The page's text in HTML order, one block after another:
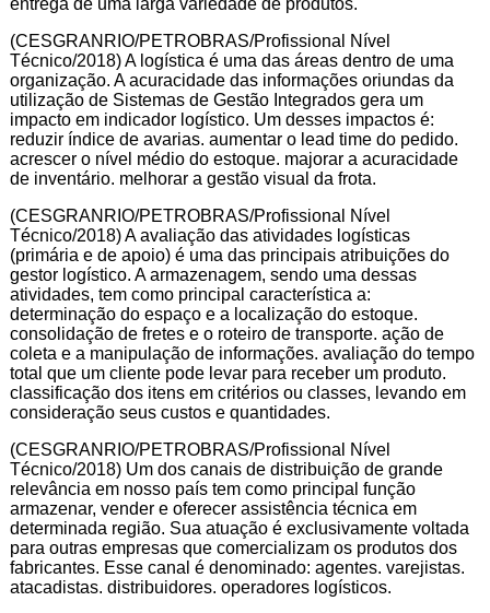
(CESGRANRIO/PETROBRAS/Profissional Nível
Técnico/2018) A logística é uma das áreas dentro de uma
organização. A acuracidade das informações oriundas da
utilização de Sistemas de Gestão Integrados gera um
impacto em indicador logístico. Um desses impactos é:
reduzir índice de avarias. aumentar o lead time do pedido.
acrescer o nível médio do estoque. majorar a acuracidade
de inventário. melhorar a gestão visual da frota.
(CESGRANRIO/PETROBRAS/Profissional Nível
Técnico/2018) A avaliação das atividades logísticas
(primária e de apoio) é uma das principais atribuições do
gestor logístico. A armazenagem, sendo uma dessas
atividades, tem como principal característica a:
determinação do espaço e a localização do estoque.
consolidação de fretes e o roteiro de transporte. ação de
coleta e a manipulação de informações. avaliação do tempo
total que um cliente pode levar para receber um produto.
classificação dos itens em critérios ou classes, levando em
consideração seus custos e quantidades.
(CESGRANRIO/PETROBRAS/Profissional Nível
Técnico/2018) Um dos canais de distribuição de grande
relevância em nosso país tem como principal função
armazenar, vender e oferecer assistência técnica em
determinada região. Sua atuação é exclusivamente voltada
para outras empresas que comercializam os produtos dos
fabricantes. Esse canal é denominado: agentes. varejistas.
atacadistas. distribuidores. operadores logísticos.